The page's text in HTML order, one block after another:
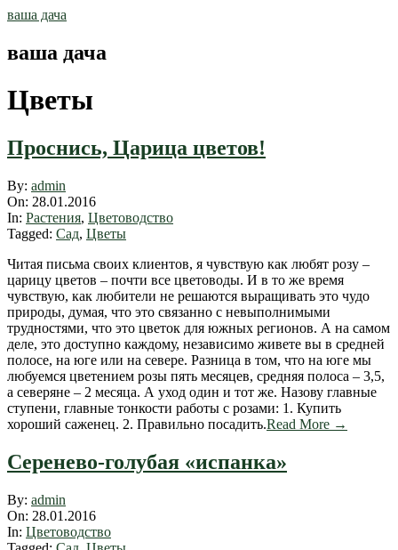
Skip
ваша дача
ваша дача
Цветы
Проснись, Царица цветов!
2016-
01-
28
By: admin
On: 28.01.2016
In: Растения, Цветоводство
Tagged: Сад, Цветы
Читая письма своих клиентов, я чувствую как любят розу –
царицу цветов – почти все цветоводы. И в то же время
чувствую, как любители не решаются выращивать это чудо
природы, думая, что это связанно с невыполнимыми
трудностями, что это цветок для южных регионов. А на самом
деле, это доступно каждому, независимо живете вы в средней
полосе, на юге или на севере. Разница в том, что на юге мы
любуемся цветением розы пять месяцев, средняя полоса – 3,5,
а северяне – 2 месяца. А уход один и тот же. Назову главные
ступени, главные тонкости работы с розами: 1. Купить
хороший саженец. 2. Правильно посадить.Read More →
Серенево-голубая «испанка»
2016-
01-
28
By: admin
On: 28.01.2016
In: Цветоводство